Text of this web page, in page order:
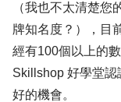
（我也不太清楚
牌知名度？），目
經有100個以上的
Skillshop 好學堂
好的機會。